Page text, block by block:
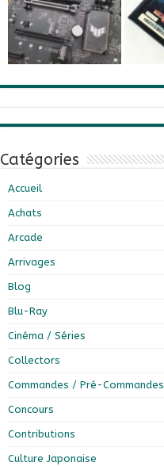
Catégories
Accueil
Achats
Arcade
Arrivages
Blog
Blu-Ray
Cinéma / Séries
Collectors
Commandes / Pré-Commandes
Concours
Contributions
Culture Japonaise